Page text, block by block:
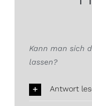
Kann man sich
lassen?
Antwort